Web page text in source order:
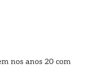
nos anos 20 com